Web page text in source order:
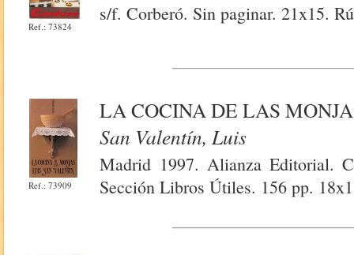
Ref.: 73824
s/f. Corberó. Sin paginar. 21x15.
Ref.: 73909
LA COCINA DE LAS
San Valentín, Luis
Madrid 1997. Alianza Editorial.
Sección Libros Útiles. 156 pp.